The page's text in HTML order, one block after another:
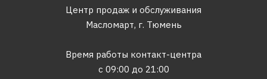
Центр продаж и обслуживания
Масломарт, г. Тюмень
Время работы контакт-центра
с 09:00 до 21:00